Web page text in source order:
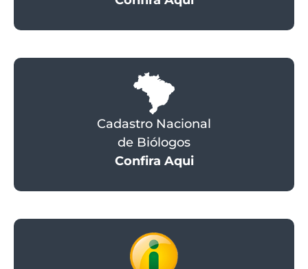
Cadastro Nacional
de Biólogos
Confira Aqui